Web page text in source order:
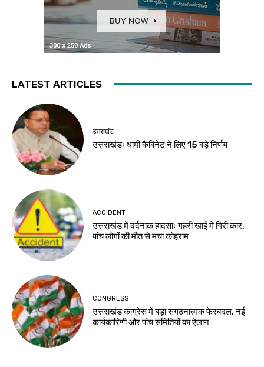
LATEST ARTICLES
उत्तराखंड
उत्तराखंडः धामी कैबिनेट ने लिए 15 बड़े निर्णय
ACCIDENT
उत्तराखंड में दर्दनाक हादसाः गहरी खाई में गिरी कार,
पांच लोगों की मौत से मचा कोहराम
CONGRESS
उत्तराखंड कांग्रेस में बड़ा संगठनात्मक फेरबदल, नई
कार्यकारिणी और पांच समितियों का ऐलान